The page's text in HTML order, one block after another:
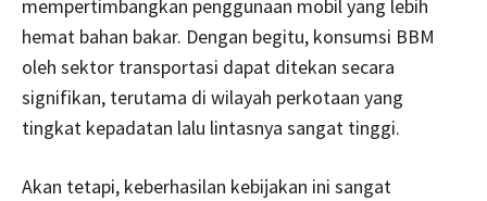
mempertimbangkan penggunaan mobil yang lebih
hemat bahan bakar. Dengan begitu, konsumsi BBM
oleh sektor transportasi dapat ditekan secara
signifikan, terutama di wilayah perkotaan yang
tingkat kepadatan lalu lintasnya sangat tinggi.
Akan tetapi, keberhasilan kebijakan ini sangat